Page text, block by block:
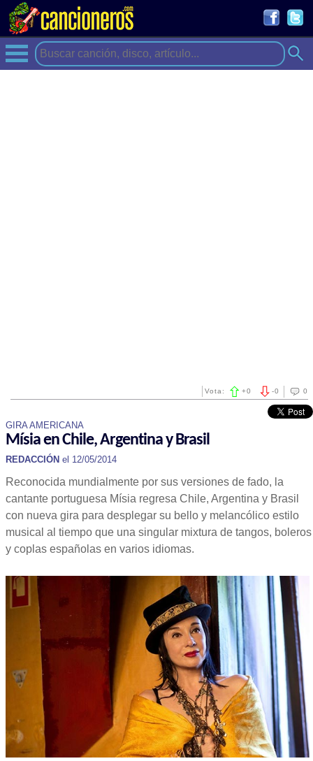
0
-0
Vota: +0
GIRA AMERICANA
Mísia en Chile, Argentina y Brasil
REDACCIÓN el 12/05/2014
Reconocida mundialmente por sus versiones de fado, la
cantante portuguesa Mísia regresa Chile, Argentina y Brasil
con nueva gira para desplegar su bello y melancólico estilo
musical al tiempo que una singular mixtura de tangos, boleros
y coplas españolas en varios idiomas.